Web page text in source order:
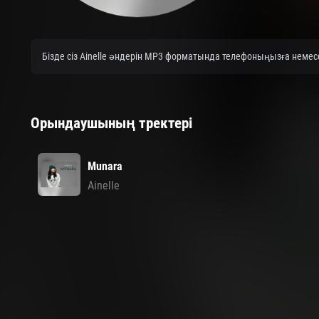
Бізде сіз Ainelle әндерін MP3 форматында телефоныңызға
Орындаушының тректері
Munara
Ainelle